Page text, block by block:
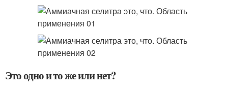
Это одно и то же или нет?